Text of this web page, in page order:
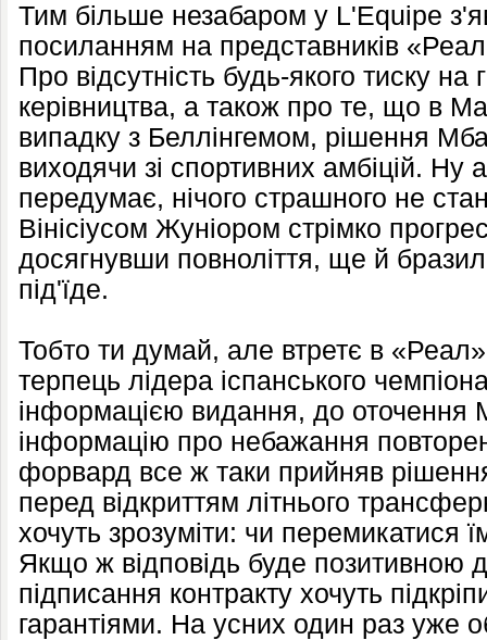
Тим більше незабаром у L'Equipe
посиланням на представників
Про відсутність будь-якого тиску на
керівництва, а також про те, що в
випадку з Беллінгемом, рішення
виходячи зі спортивних амбіцій. Ну
передумає, нічого страшного не
Вінісіусом Жуніором стрімко
досягнувши повноліття, ще й
під'їде.
Тобто ти думай, але втретє в
терпець лідера іспанського
інформацією видання, до оточення
інформацію про небажання
форвард все ж таки прийняв
перед відкриттям літнього
хочуть зрозуміти: чи перемикатися
Якщо ж відповідь буде позитивною
підписання контракту хочуть
гарантіями. На усних один раз уже